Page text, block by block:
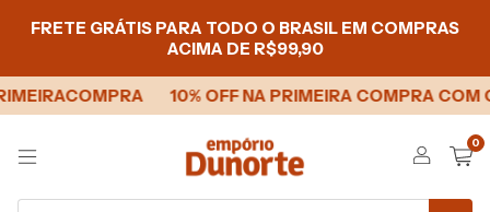
FRETE GRÁTIS PARA TODO O BRASIL EM COMPRAS
ACIMA DE R$99,90
10% OFF NA PRIMEIRA COMPRA COM
0